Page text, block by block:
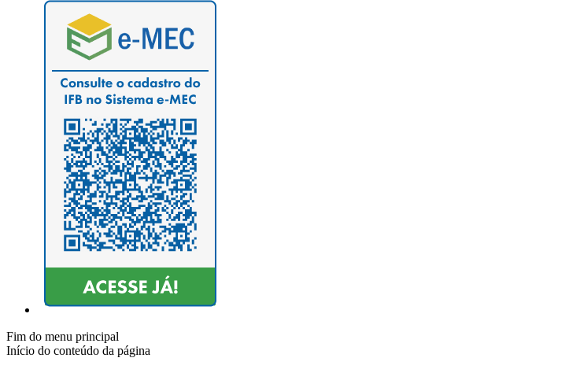
Fim do menu principal
Início do conteúdo da página